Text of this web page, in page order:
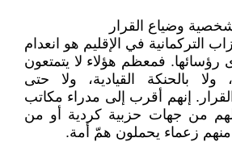
وضياع القرار
التركمانية في الإقليم هو انعدام
رؤسائها. فمعظم هؤلاء لا يتمتعون
ولا بالحنكة القيادية، ولا حتى
إنهم أقرب إلى مدراء مكاتب
من جهات حزبية كردية أو من
منهم زعماء يحملون همّ أمة.